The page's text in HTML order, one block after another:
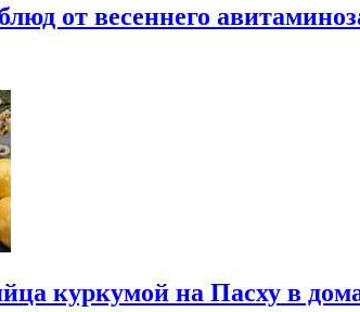
от весеннего
куркумой на Пасху в